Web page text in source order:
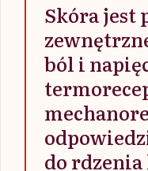
Skóra jest
ból i
do